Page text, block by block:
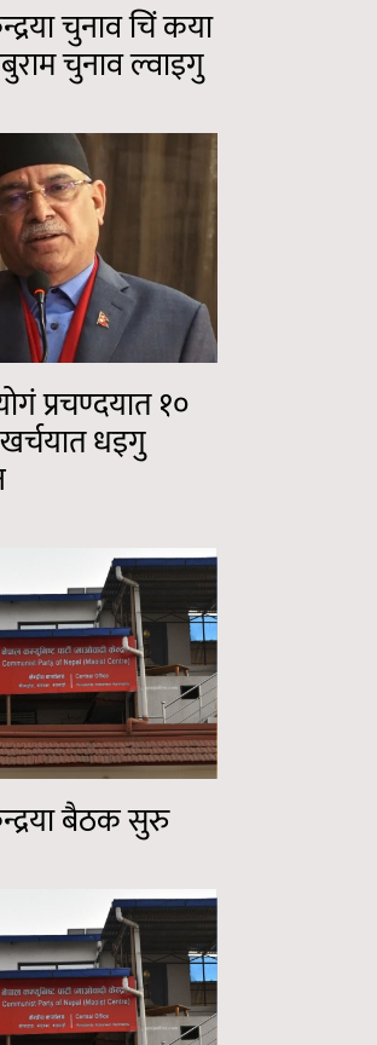
चुनाव चिं कया
चुनाव ल्वाइगु
प्रचण्दयात १०
धइगु
बैठक सुरु